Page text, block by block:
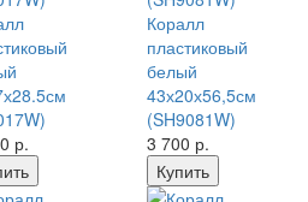
р.
Коралл
пластиковый
белый
43х20х56,5см
(SH9081W)
3 700 р.
Купить